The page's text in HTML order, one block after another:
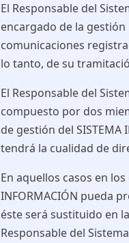
El Responsable del
encargado de la
comunicaciones
lo tanto, de su
El Responsable del
compuesto por dos
de gestión del SISTEMA
tendrá la cualidad de
En aquellos casos en
INFORMACIÓN pueda
éste será sustituido en
Responsable del